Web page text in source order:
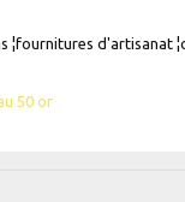
¦fournitures d'artisanat
50 or